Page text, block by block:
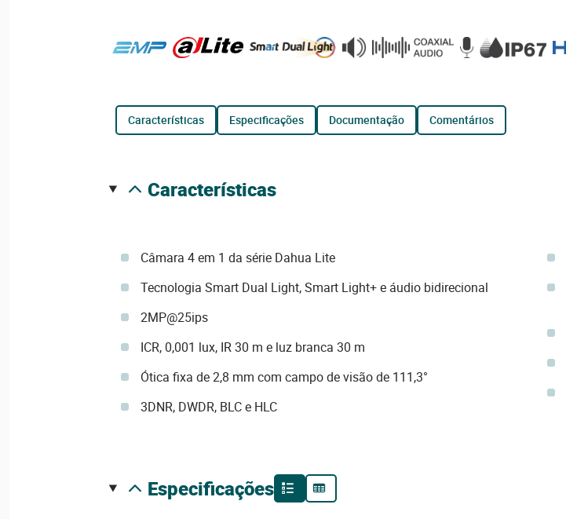
características especificações documentação comentários
características
Câmara 4 em 1 da série Dahua Lite
Tecnologia Smart Dual Light, Smart Light+ e áudio bidirecional
2MP@25ips
ICR, 0,001 lux, IR 30 m e luz branca 30 m
Ótica fixa de 2,8 mm com campo de visão de 111,3°
3DNR, DWDR, BLC e HLC
especificações